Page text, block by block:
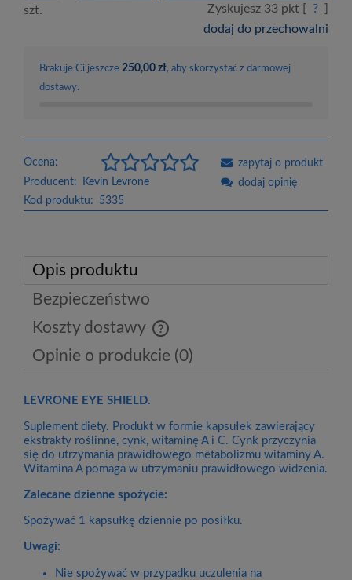
szt. Zyskujesz 33pkt [ ?
dodaj do przechowalni
Brakuje Ci jeszcze 250,00 zł, aby skorzystać z darmowej
dostawy.
Ocena:
Producent:
Kevin Levrone
Kod produktu:
5335
zapytaj o produkt
dodaj opinię
Opis produktu
Bezpieczeństwo
Koszty dostawy
Cena nie zawiera ewentualnych kosztów płatności
Opinie o produkcie (0)
LEVRONE EYE SHIELD.
Suplement diety. Produkt w formie kapsułek zawierający
ekstrakty roślinne, cynk, witaminę A i C. Cynk przyczynia
się do utrzymania prawidłowego metabolizmu witaminy A.
Witamina A pomaga w utrzymaniu prawidłowego widzenia.
Zalecane dzienne spożycie:
Spożywać 1 kapsułkę dziennie po posiłku.
Uwagi:
Nie spożywać w przypadku uczulenia na